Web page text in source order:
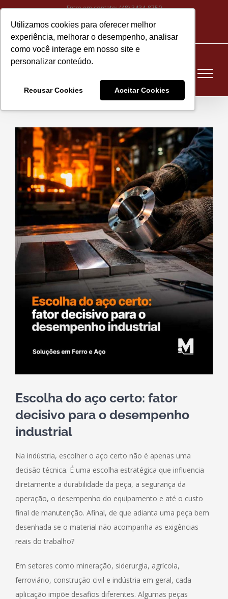
Utilizamos cookies para oferecer melhor
experiência, melhorar o desempenho, analisar
como você interage em nosso site e
personalizar conteúdo.
Recusar Cookies Aceitar Cookies
Ir
para
conteúdo
Entre em contato:(48) 3434-8750
Instagram
mail
View
Larger
Image
Escolha do aço certo: fator
decisivo para o desempenho
industrial
Na indústria, escolher o aço certo não é apenas uma
decisão técnica. É uma escolha estratégica que influencia
diretamente a durabilidade da peça, a segurança da
operação, o desempenho do equipamento e até o custo
final de manutenção. Afinal, de que adianta uma peça bem
desenhada se o material não acompanha as exigências
reais do trabalho?
Em setores como mineração, siderurgia, agrícola,
ferroviário, construção civil e indústria em geral, cada
aplicação impõe desafios diferentes. Algumas peças